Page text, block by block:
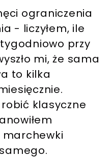
ograniczenia
- liczyłem, ile
przy
mi, że sama
to kilka
klasyczne
marchewki